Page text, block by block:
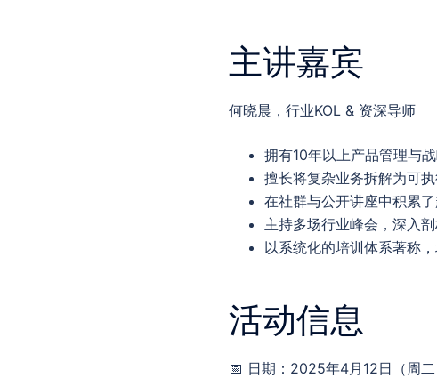
主讲嘉宾
何晓晨，行业KOL & 资深导师
拥有10年以上产品管理与
擅长将复杂业务拆解为可
在社群与公开讲座中积累
主持多场行业峰会，深入
以系统化的培训体系著称
活动信息
📅 日期：2025年4月12日（周二